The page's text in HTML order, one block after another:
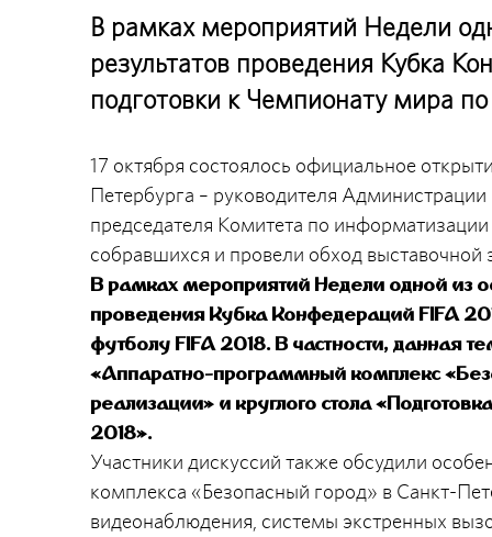
В рамках мероприятий Недели
результатов проведения Кубка
подготовки к Чемпионату мира
17 октября состоялось официальное
Петербурга – руководителя
председателя Комитета по
собравшихся и провели обход
В рамках мероприятий Недели одной из
проведения Кубка Конфедераций FIFA
футболу FIFA 2018. В частности, данная
«Аппаратно-программный комплекс
реализации» и круглого стола
2018».
Участники дискуссий также обсудили
комплекса «Безопасный город» в Санкт-
видеонаблюдения, системы экстренных